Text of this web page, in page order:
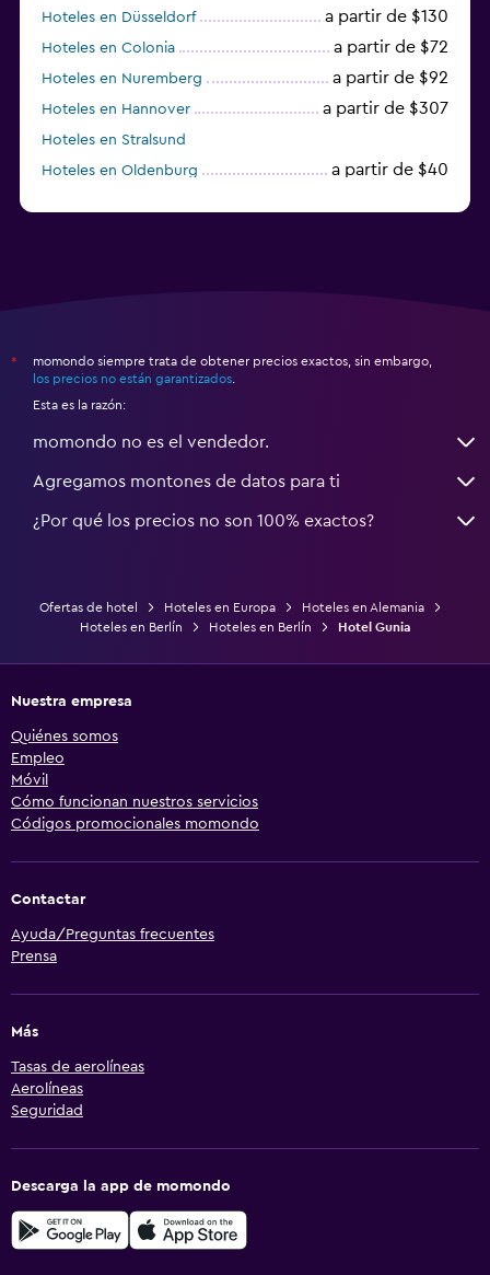
Hoteles en Düsseldorf a partir de $130
Hoteles en Colonia a partir de $72
Hoteles en Nuremberg a partir de $92
Hoteles en Hannover a partir de $307
Hoteles en Stralsund
Hoteles en Oldenburg
a partir de $40
*
momondo siempre trata de obtener precios exactos, sin embargo,
los precios no están garantizados
Esta es la razón:
momondo no es el vendedor.
Agregamos montones de datos para ti
¿Por qué los precios no son 100% exactos?
Ofertas de hotel Hoteles en Europa
Hoteles en Alemania
Hoteles en Berlín
Hoteles en Berlín Hotel Gunia
Nuestra empresa
Quiénes somos
Empleo
Móvil
Cómo funcionan nuestros servicios
Códigos promocionales momondo
Contactar
Ayuda/Preguntas frecuentes
Prensa
Más
Tasas de aerolíneas
Aerolíneas
Seguridad
Descarga la app de momondo